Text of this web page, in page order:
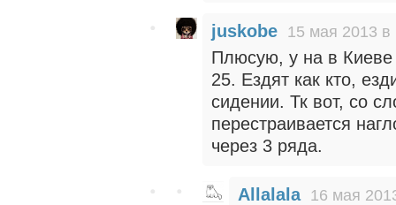
juskobe 15 мая 2013 в
Плюсую, у на в Киеве
25. Ездят как кто,
сидении. Тк вот, со
перестраивается
через 3 ряда.
Allalala 16 мая